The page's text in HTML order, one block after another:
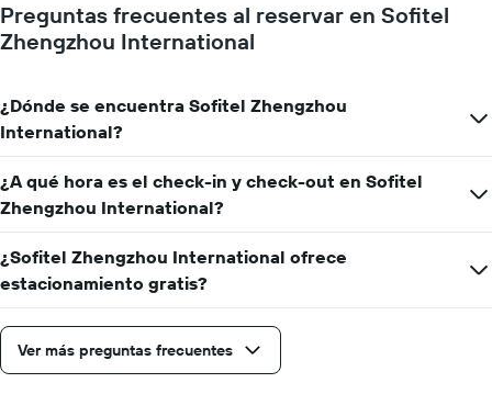
días
de
El
gráfico
muestra
eje
Y
que
indica
el
de
una
habitación
Preguntas frecuentes al reservar en Sofitel
Zhengzhou International
¿Dónde se encuentra Sofitel Zhengzhou
International?
¿A qué hora es el check-in y check-out en Sofitel
Zhengzhou International?
¿Sofitel Zhengzhou International ofrece
estacionamiento gratis?
Ver más preguntas frecuentes